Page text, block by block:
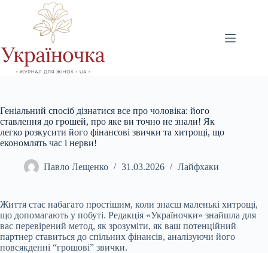
Геніальний спосіб дізнатися все про чоловіка: його
ставлення до грошей, про яке ви точно не знали! Як
легко розкусити його фінансові звички та хитрощі, що
економлять час і нерви!
Павло Лещенко 31.03.2026 Лайфхаки
Життя стає набагато простішим, коли знаєш маленькі хитрощі,
що допомагають у побуті. Редакція «Україночки» знайшла для
вас перевірений метод, як зрозуміти, як ваш потенційний
партнер ставиться до спільних фінансів, аналізуючи його
повсякденні “грошові” звички.